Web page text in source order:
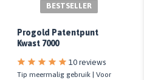
BESTSELLER
Progold Patentpunt
Kwast 7000
10 reviews
Tip meermalig gebruik | Voor